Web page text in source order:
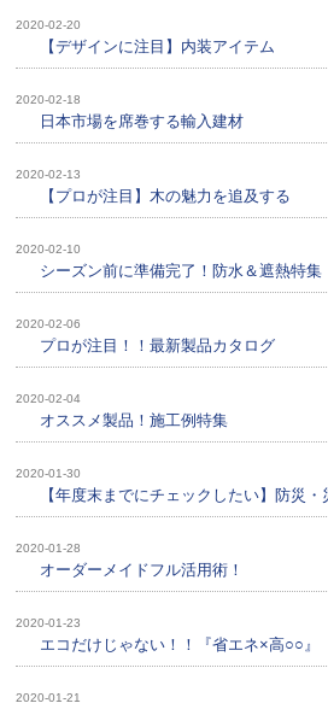
2020-02-20
【デザインに注目】内装アイテム
2020-02-18
日本市場を席巻する輸入建材
2020-02-13
【プロが注目】木の魅力を追及する
2020-02-10
シーズン前に準備完了！防水＆遮熱特集
2020-02-06
プロが注目！！最新製品カタログ
2020-02-04
オススメ製品！施工例特集
2020-01-30
【年度末までにチェックしたい】防災
2020-01-28
オーダーメイドフル活用術！
2020-01-23
エコだけじゃない！！『省エネ×高○○』
2020-01-21